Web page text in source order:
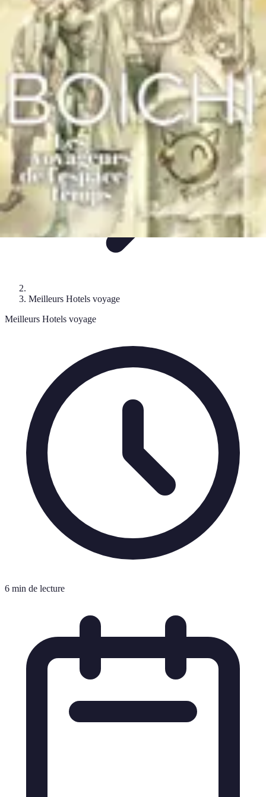
Meilleur Hôtel Voyage
Avis d'ExpertsDestinations TendancesFamilleConseils Pratiques
Meilleur Hôtel Voyage
Meilleurs Hotels voyage
Meilleurs Hotels voyage
6 min de lecture